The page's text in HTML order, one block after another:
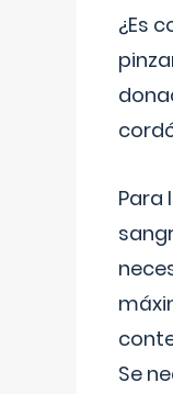
¿Es
Para
Se